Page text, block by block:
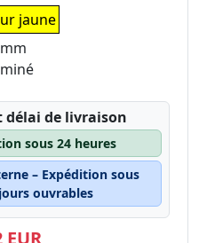
jaune
de livraison
sous 24 heures
– Expédition sous
ouvrables
EUR